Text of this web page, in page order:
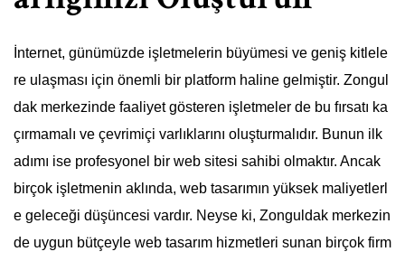
İnternet, günümüzde işletmelerin büyümesi ve geniş kitlele
re ulaşması için önemli bir platform haline gelmiştir. Zongul
dak merkezinde faaliyet gösteren işletmeler de bu fırsatı ka
çırmamalı ve çevrimiçi varlıklarını oluşturmalıdır. Bunun ilk
adımı ise profesyonel bir web sitesi sahibi olmaktır. Ancak
birçok işletmenin aklında, web tasarımın yüksek maliyetlerl
e geleceği düşüncesi vardır. Neyse ki, Zonguldak merkezin
de uygun bütçeyle web tasarım hizmetleri sunan birçok firm